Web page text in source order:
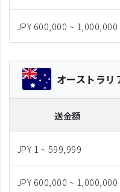
JPY 600,000 ~ 1,000,000
オーストラリ
送金額
JPY 1 ~ 599,999
JPY 600,000 ~ 1,000,000